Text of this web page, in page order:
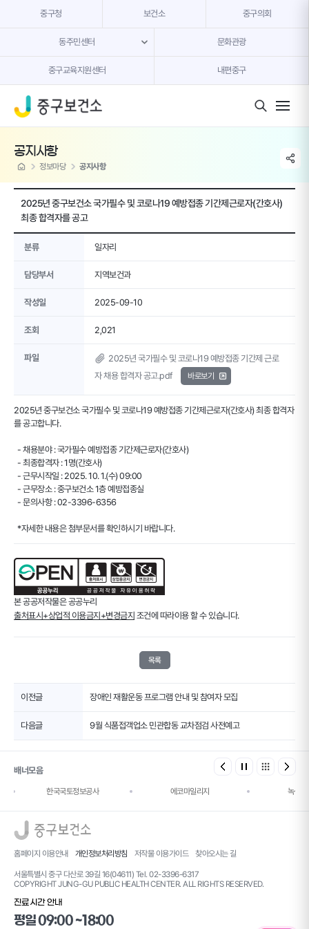
중구청 보건소 중구의회
동주민센터 문화관광
중구교육지원센터 내편중구
공지사항
home 정보마당 공지사항
share
2025년 중구보건소 국가필수 및 코로나19 예방접종 기간제근로자(간호사)
최종 합격자를 공고
분류 일자리
담당부서 지역보건과
작성일 2025-09-10
조회 2,021
파일
2025년 국가필수 및 코로나19 예방접종 기간제 근로
자 채용 합격자 공고.pdf
바로보기
2025년 중구보건소 국가필수 및 코로나19 예방접종 기간제근로자(간호사) 최종 합격자
를 공고합니다.
- 채용분야 : 국가필수 예방접종 기간제근로자(간호사)
- 최종합격자 : 1명(간호사)
- 근무시작일 : 2025. 10. 1.(수) 09:00
- 근무장소 : 중구보건소 1층 예방접종실
- 문의사항 : 02-3396-6356
*자세한 내용은 첨부문서를 확인하시기 바랍니다.
본 공공저작물은 공공누리
출처표시+상업적 이용금지+변경금지 조건에 따라이용 할 수 있습니다.
목록
이전글 장애인 재활운동 프로그램 안내 및 참여자 모집
다음글 9월 식품접객업소 민관합동 교차점검 사전예고
배너모음
한국국토정보공사 에코마일리지 녹색건
홈페이지 이용안내 개인정보처리방침 저작물 이용가이드 찾아오시는 길
서울특별시 중구 다산로 39길 16(04611) Tel. 02-3396-6317
COPYRIGHT JUNG-GU PUBLIC HEALTH CENTER. ALL RIGHTS RESERVED.
진료시간 안내
평일 09:00 ~18:00